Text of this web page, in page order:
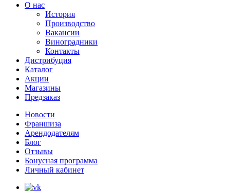
О нас
История
Производство
Вакансии
Виноградники
Контакты
Дистрибуция
Каталог
Акции
Магазины
Предзаказ
Новости
Франшиза
Арендодателям
Блог
Отзывы
Бонусная программа
Личный кабинет